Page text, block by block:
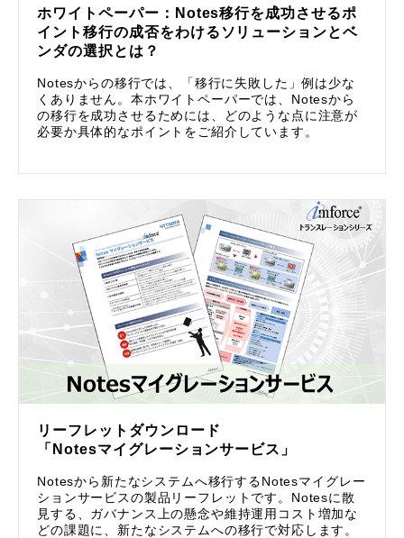
ホワイトペーパー：Notes移行を成功させるポ
イント移行の成否をわけるソリューションとベ
ンダの選択とは？
Notesからの移行では、「移行に失敗した」例は少な
くありません。本ホワイトペーパーでは、Notesから
の移行を成功させるためには、どのような点に注意が
必要か具体的なポイントをご紹介しています。
リーフレットダウンロード
「Notesマイグレーションサービス」
Notesから新たなシステムへ移行するNotesマイグレー
ションサービスの製品リーフレットです。Notesに散
見する、ガバナンス上の懸念や維持運用コスト増加な
どの課題に、新たなシステムへの移行で対応します。